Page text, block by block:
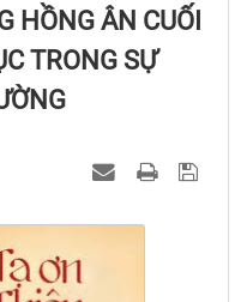
HỒNG ÂN CUỐI
TRONG SỰ